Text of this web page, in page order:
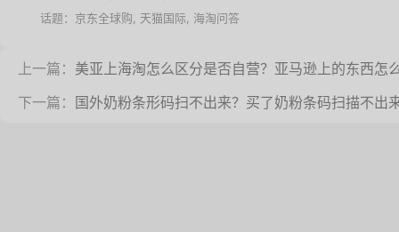
话题： 京东全球购 天猫国际 海淘问答
上一篇： 美亚上海淘怎么区分是否自营？亚马逊上的东西怎
下一篇： 国外奶粉条形码扫不出来？买了奶粉条码扫描不出